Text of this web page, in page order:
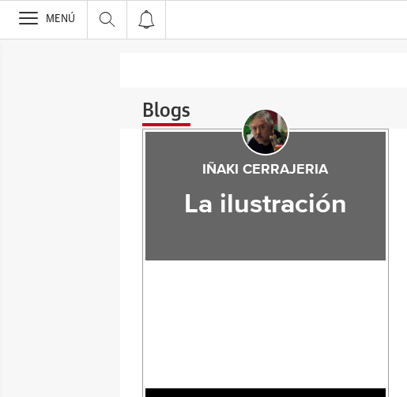
>
MENÚ
Blogs
IÑAKI CERRAJERIA
La ilustración